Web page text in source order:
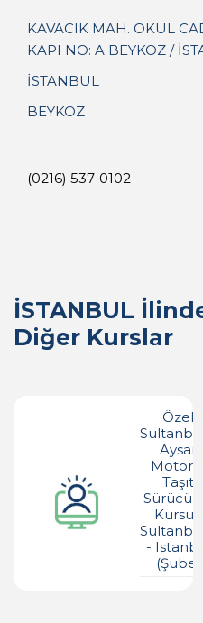
KAVACIK MAH. OKUL
KAPI NO: A BEYKOZ /
İSTANBUL
BEYKOZ
(0216) 537-0102
İSTANBUL
Diğer Kurslar
Özel
Aysar
Motorlu
Taşıt
Kursu -
- Istanbul
(şube)